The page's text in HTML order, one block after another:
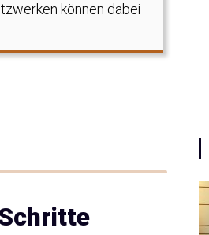
können dabei